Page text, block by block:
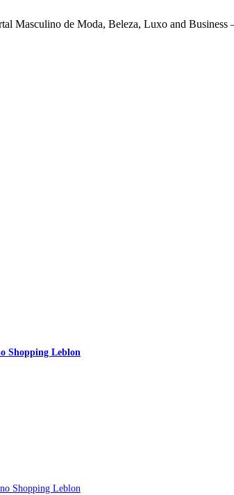
Shopping Leblon
Shopping Leblon